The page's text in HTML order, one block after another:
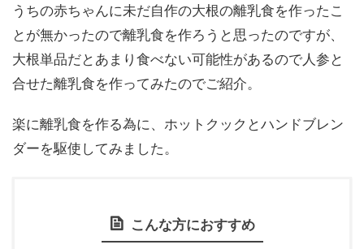
うちの赤ちゃんに未だ自作の大根の離乳食を作ったこ
とが無かったので離乳食を作ろうと思ったのですが、
大根単品だとあまり食べない可能性があるので人参と
合せた離乳食を作ってみたのでご紹介。
楽に離乳食を作る為に、ホットクックとハンドブレン
ダーを駆使してみました。
こんな方におすすめ